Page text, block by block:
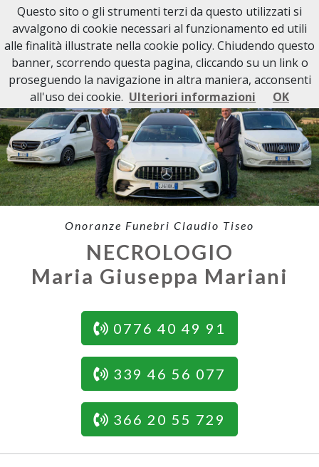
Onoranze Funebri Claudio Tiseo
NECROLOGIO
Maria Giuseppa Mariani
0776 40 49 91
339 46 56 077
366 20 55 729
Questo sito o gli strumenti terzi da questo utilizzati si
avvalgono di cookie necessari al funzionamento ed utili
alle finalità illustrate nella cookie policy. Chiudendo questo
banner, scorrendo questa pagina, cliccando su un link o
proseguendo la navigazione in altra maniera, acconsenti
all'uso dei cookie. Ulteriori informazioni OK